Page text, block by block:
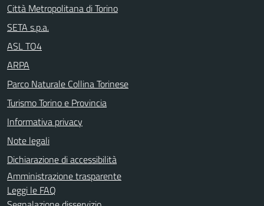
Città Metropolitana di Torino
SETA s.p.a.
ASL TO4
ARPA
Parco Naturale Collina Torinese
Turismo Torino e Provincia
Informativa privacy
Note legali
Dichiarazione di accessibilità
Amministrazione trasparente
Leggi le FAQ